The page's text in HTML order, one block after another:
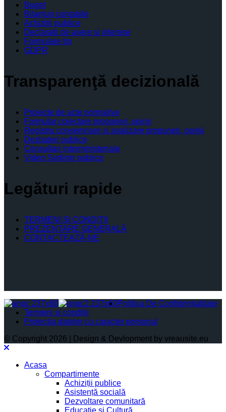
Buget
Bilanţuri contabile
Achiziţii publice
Declaratii de avere si interese
Formulare tip
GDPR
Transparenţă decizională
Proiecte de acte normative
Formular colectare propuneri, opinii
Registru consemnare si analizare propuneri, opinii
Dezbateri publice
Consultari interministeriale
Video Şedinţe publice
Legături rapide
TERMENI ŞI CONDIŢII
PREZENTARE GENERALĂ
CONTACTEAZĂ-NE
Politica De Confidențialitate
Termeni și condiții
Protectia datelor cu caracter personal
© Copyright 2026 | Design & Devlopment by vreausite.eu
Acasa
Compartimente
Achiziții publice
Asistență socială
Dezvoltare comunitară
Educație și Cultură